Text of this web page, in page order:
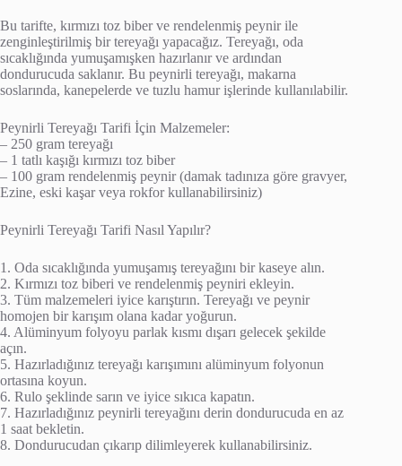
Bu tarifte, kırmızı toz biber ve rendelenmiş peynir ile
zenginleştirilmiş bir tereyağı yapacağız. Tereyağı, oda
sıcaklığında yumuşamışken hazırlanır ve ardından
dondurucuda saklanır. Bu peynirli tereyağı, makarna
soslarında, kanepelerde ve tuzlu hamur işlerinde kullanılabilir.
Peynirli Tereyağı Tarifi İçin Malzemeler:
– 250 gram tereyağı
– 1 tatlı kaşığı kırmızı toz biber
– 100 gram rendelenmiş peynir (damak tadınıza göre gravyer,
Ezine, eski kaşar veya rokfor kullanabilirsiniz)
Peynirli Tereyağı Tarifi Nasıl Yapılır?
1. Oda sıcaklığında yumuşamış tereyağını bir kaseye alın.
2. Kırmızı toz biberi ve rendelenmiş peyniri ekleyin.
3. Tüm malzemeleri iyice karıştırın. Tereyağı ve peynir
homojen bir karışım olana kadar yoğurun.
4. Alüminyum folyoyu parlak kısmı dışarı gelecek şekilde
açın.
5. Hazırladığınız tereyağı karışımını alüminyum folyonun
ortasına koyun.
6. Rulo şeklinde sarın ve iyice sıkıca kapatın.
7. Hazırladığınız peynirli tereyağını derin dondurucuda en az
1 saat bekletin.
8. Dondurucudan çıkarıp dilimleyerek kullanabilirsiniz.